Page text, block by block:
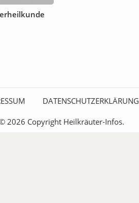
DATENSCHUTZERKLÄRUNG
2026 Copyright Heilkräuter-Infos.